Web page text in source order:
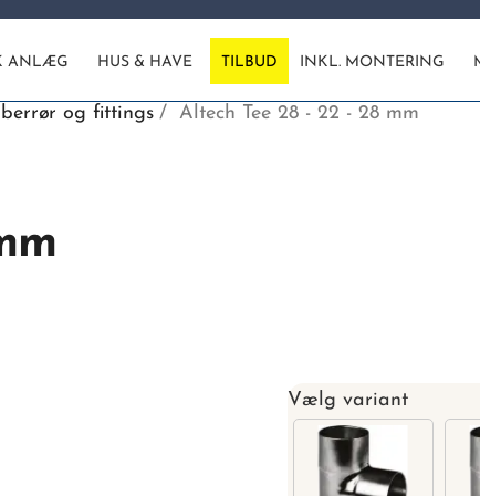
ANLÆG HUS & HAVE TILBUD INKL. MONTERING
og fittings Altech Tee 28 - 22 - 28 mm
Vælg variant